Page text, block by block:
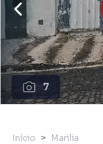
7
Início
Marilia